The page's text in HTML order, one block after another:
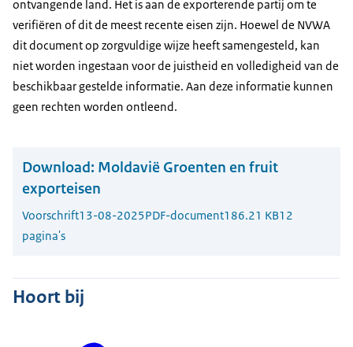
ontvangende land. Het is aan de exporterende partij om te
verifiëren of dit de meest recente eisen zijn. Hoewel de NVWA
dit document op zorgvuldige wijze heeft samengesteld, kan
niet worden ingestaan voor de juistheid en volledigheid van de
beschikbaar gestelde informatie. Aan deze informatie kunnen
geen rechten worden ontleend.
Download: Moldavië Groenten en fruit
exporteisen
Voorschrift13-08-2025PDF-document186.21 KB12
pagina's
Hoort bij